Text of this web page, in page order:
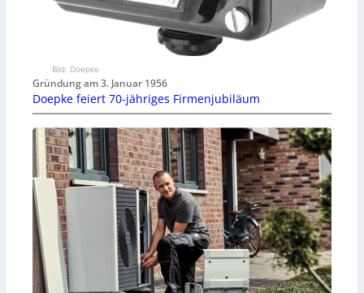
Bild: Doepke
Gründung am 3. Januar 1956
Doepke feiert 70-jähriges Firmenjubiläum